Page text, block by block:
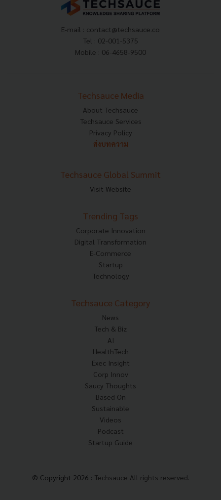
E-mail : contact@techsauce.co
Tel : 02-001-5375
Mobile : 06-4658-9500
Techsauce Media
About Techsauce
Techsauce Services
Privacy Policy
ส่งบทความ
Techsauce Global Summit
Visit Website
Trending Tags
Corporate Innovation
Digital Transformation
E-Commerce
Startup
Technology
Techsauce Category
News
Tech & Biz
AI
HealthTech
Exec Insight
Corp Innov
Saucy Thoughts
Based On
Sustainable
Videos
Podcast
Startup Guide
© Copyright 2026 : Techsauce All rights reserved.